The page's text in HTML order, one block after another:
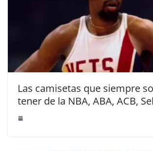
Las camisetas que siempre
tener de la NBA, ABA, ACB,